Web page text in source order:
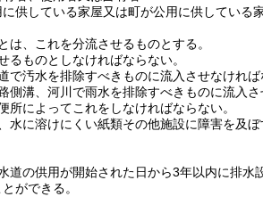
供している家屋又は町が公用に供している
、これを分流させるものとする。
ものとしなければならない。
汚水を排除すべきものに流入させなければ
側溝、河川で雨水を排除すべきものに流入さ
所によってこれをしなければならない。
水に溶けにくい紙類その他施設に障害を及
道の供用が開始された日から3年以内に排水
ができる。